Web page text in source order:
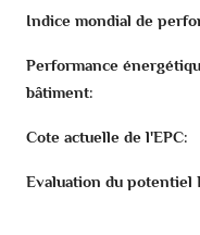
Indice mondial de
Performance
bâtiment:
Cote actuelle de l'EPC:
Evaluation du potentiel